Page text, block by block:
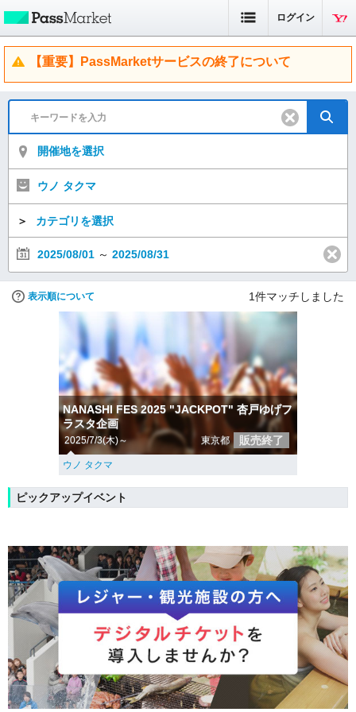
ログイン
【重要】PassMarketサービスの終了について
開催地を選択
ウノ タクマ
＞ カテゴリを選択
2025/08/01 ～ 2025/08/31
表示順について 1件マッチしました
NANASHI FES 2025 "JACKPOT" 杏戸ゆげフ
ラスタ企画
2025/7/3(木)～ 東京都 販売終了
ウノ タクマ
ピックアップイベント